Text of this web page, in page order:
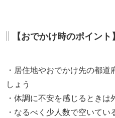
【おでかけ時のポイント】
・居住地やおでかけ先の都
しょう
・体調に不安を感じるときは
・なるべく少人数で空いてい